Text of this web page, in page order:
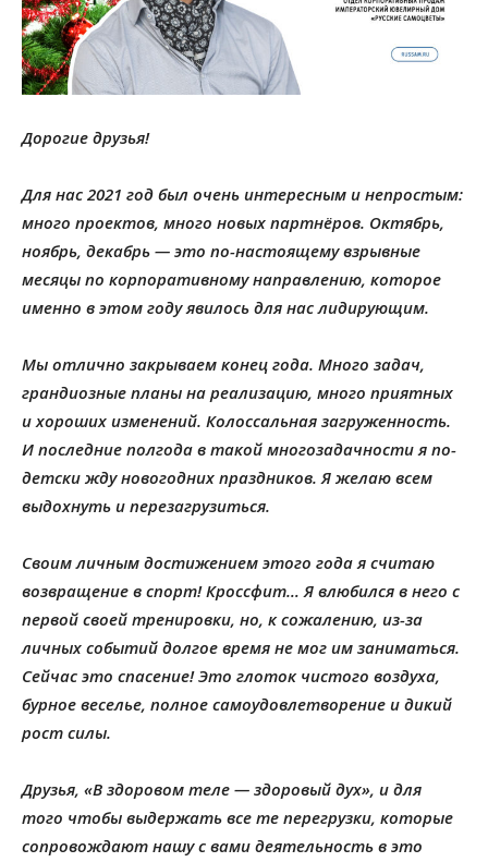
Дорогие друзья!
Для нас 2021 год был очень интересным и непростым:
много проектов, много новых партнёров. Октябрь,
ноябрь, декабрь — это по-настоящему взрывные
месяцы по корпоративному направлению, которое
именно в этом году явилось для нас лидирующим.
Мы отлично закрываем конец года. Много задач,
грандиозные планы на реализацию, много приятных
и хороших изменений. Колоссальная загруженность.
И последние полгода в такой многозадачности я по-
детски жду новогодних праздников. Я желаю всем
выдохнуть и перезагрузиться.
Своим личным достижением этого года я считаю
возвращение в спорт! Кроссфит… Я влюбился в него с
первой своей тренировки, но, к сожалению, из-за
личных событий долгое время не мог им заниматься.
Сейчас это спасение! Это глоток чистого воздуха,
бурное веселье, полное самоудовлетворение и дикий
рост силы.
Друзья, «В здоровом теле — здоровый дух», и для
того чтобы выдержать все те перегрузки, которые
сопровождают нашу с вами деятельность в это